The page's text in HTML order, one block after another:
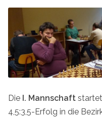
Die I. Mannschaft
4,5:3,5-Erfolg in die